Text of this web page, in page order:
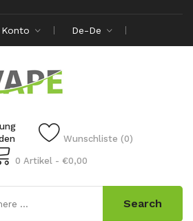
Konto De-De
Wunschliste (0)
0 Artikel - €0,00
Search